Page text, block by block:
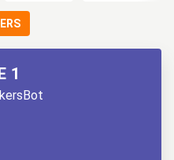
1